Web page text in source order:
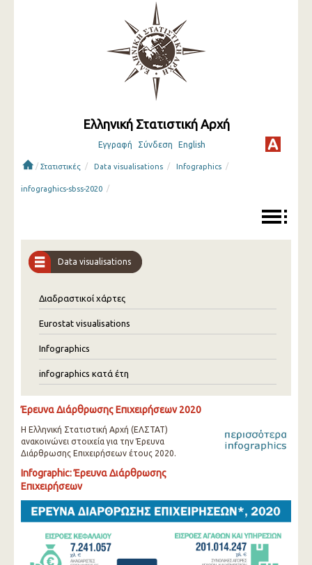
Ελληνική Στατιστική Αρχή
Εγγραφή Σύνδεση English
/ Στατιστικές / Data visualisations / Infographics /
infograghics-sbss-2020 /
Data visualisations
Διαδραστικοί χάρτες
Eurostat visualisations
Infographics
infographics κατά έτη
Έρευνα Διάρθρωσης Επιχειρήσεων 2020
Η Ελληνική Στατιστική Αρχή (ΕΛΣΤΑΤ)
ανακοινώνει στοιχεία για την Έρευνα
Διάρθρωσης Επιχειρήσεων έτους 2020.
Infographic: Έρευνα Διάρθρωσης
Επιχειρήσεων